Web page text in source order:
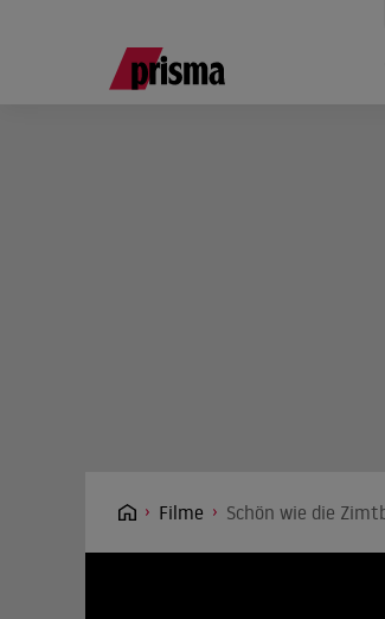
Filme Schön wie die